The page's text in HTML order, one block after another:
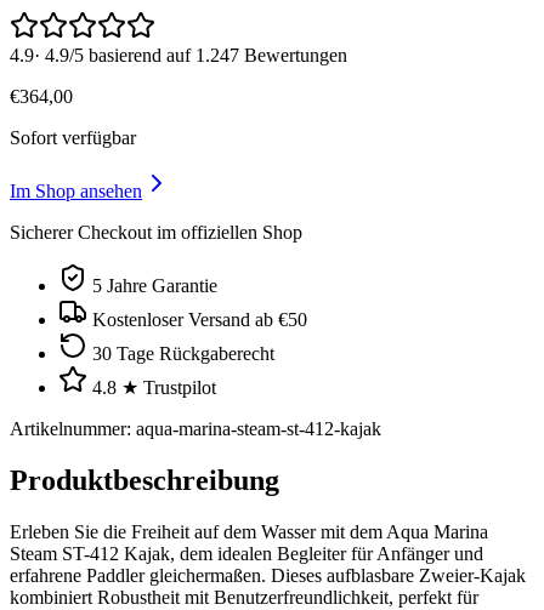
4.9· 4.9/5 basierend auf 1.247 Bewertungen
€364,00
Sofort verfügbar
Im Shop ansehen
Sicherer Checkout im offiziellen Shop
5 Jahre Garantie
Kostenloser Versand ab €50
30 Tage Rückgaberecht
4.8 ★ Trustpilot
Artikelnummer: aqua-marina-steam-st-412-kajak
Produktbeschreibung
Erleben Sie die Freiheit auf dem Wasser mit dem Aqua Marina
Steam ST-412 Kajak, dem idealen Begleiter für Anfänger und
erfahrene Paddler gleichermaßen. Dieses aufblasbare Zweier-Kajak
kombiniert Robustheit mit Benutzerfreundlichkeit, perfekt für